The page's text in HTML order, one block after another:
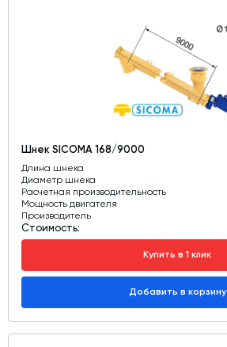
Шнек SICOMA 168/9000
Длина шнека
Диаметр шнека
Расчетная производительность
Мощность двигателя
Производитель
Стоимость:
Купить в 1 клик
Добавить в корзину